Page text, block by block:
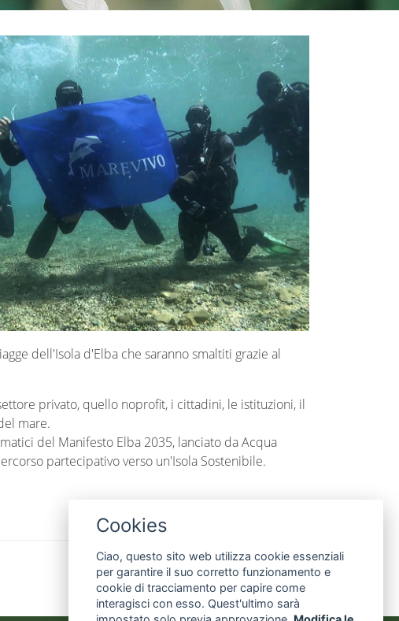
dell'Isola d'Elba che saranno smaltiti grazie al
privato, quello noprofit, i cittadini, le istituzioni, il
mare.
del Manifesto Elba 2035, lanciato da Acqua
partecipativo verso un'Isola Sostenibile.
share
Cookies
Ciao, questo sito web utilizza cookie essenziali
per garantire il suo corretto funzionamento e
cookie di tracciamento per capire come
interagisci con esso. Quest'ultimo sarà